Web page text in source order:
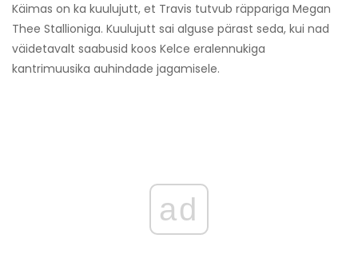
Käimas on ka kuulujutt, et Travis tutvub räppariga Megan
Thee Stallioniga. Kuulujutt sai alguse pärast seda, kui nad
väidetavalt saabusid koos Kelce eralennukiga
kantrimuusika auhindade jagamisele.
ad